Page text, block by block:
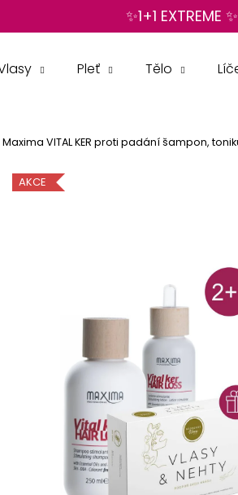
✨1+1 EXTREME ✨
Pleť Tělo
Maxima VITAL KER proti padání šampon,
AKCE
BODY BY SIMONA MELOUN ORGANICKÉ
RUČNĚ VYRÁBĚNÉ BAMBUCKÉ MÁSLO